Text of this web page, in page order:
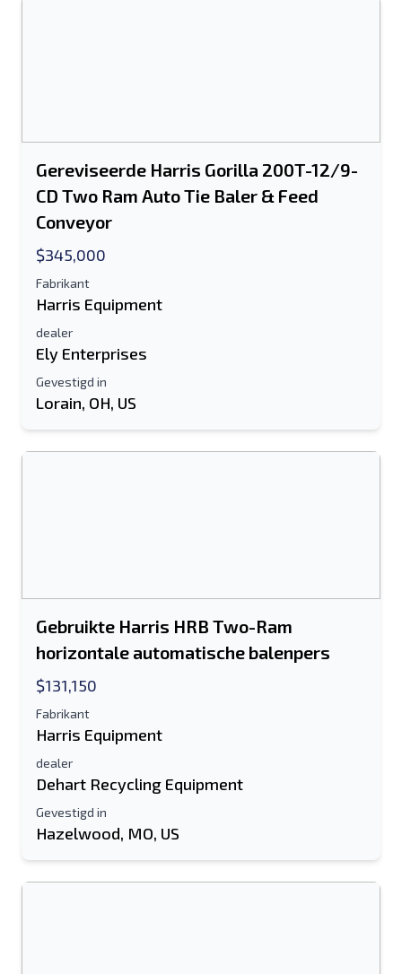
E-mailadres
Mobiel
Sturen
Gereviseerde Harris Gorilla 200T-12/9-
CD Two Ram Auto Tie Baler & Feed
Conveyor
$345,000
Fabrikant
Harris Equipment
dealer
Ely Enterprises
Gevestigd in
Lorain, OH, US
Gebruikte Harris HRB Two-Ram
horizontale automatische balenpers
$131,150
Fabrikant
Harris Equipment
dealer
Dehart Recycling Equipment
Gevestigd in
Hazelwood, MO, US
Sms-lijst naar mobiel apparaat
Je volledige naam
Extra informatie